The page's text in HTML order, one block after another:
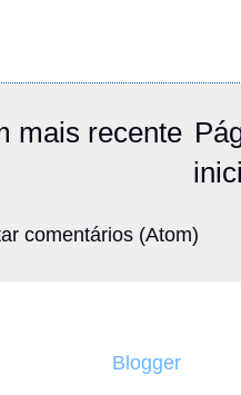
mais recente
comentários (Atom)
Blogger.